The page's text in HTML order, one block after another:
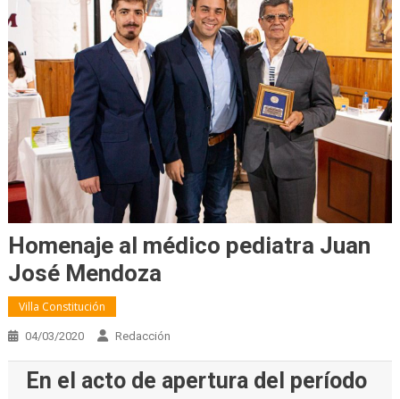
Homenaje al médico pediatra Juan
José Mendoza
Villa Constitución
04/03/2020 Redacción
En el acto de apertura del período